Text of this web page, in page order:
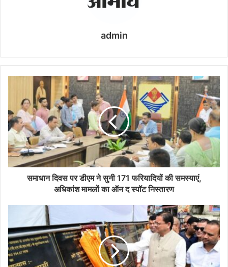
admin
समाधान दिवस पर डीएम ने सुनी 171 फरियादियों की समस्याएं,
अधिकांश मामलों का ऑन द स्पॉट निस्तारण